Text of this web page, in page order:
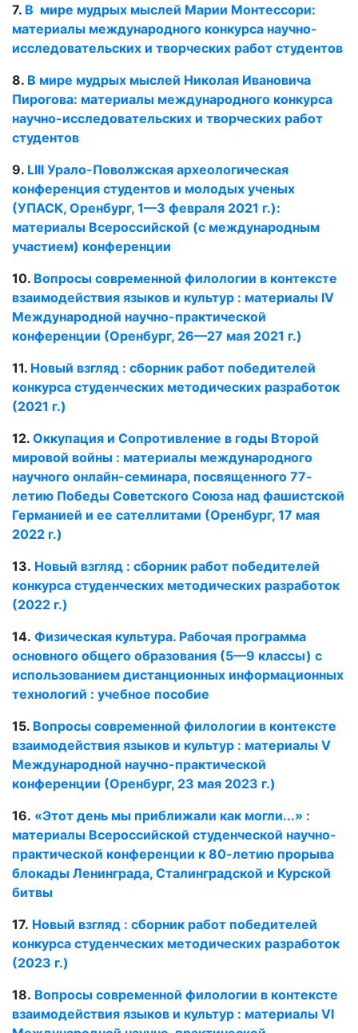
7. В мире мудрых мыслей Марии Монтессори:
материалы международного конкурса научно-
исследовательских и творческих работ студентов
8. В мире мудрых мыслей Николая Ивановича
Пирогова: материалы международного конкурса
научно-исследовательских и творческих работ
студентов
9. LIII Урало-Поволжская археологическая
конференция студентов и молодых ученых
(УПАСК, Оренбург, 1—3 февраля 2021 г.):
материалы Всероссийской (с международным
участием) конференции
10. Вопросы современной филологии в контексте
взаимодействия языков и культур : материалы IV
Международной научно-практической
конференции (Оренбург, 26—27 мая 2021 г.)
11. Новый взгляд : сборник работ победителей
конкурса студенческих методических разработок
(2021 г.)
12. Оккупация и Сопротивление в годы Второй
мировой войны : материалы международного
научного онлайн-семинара, посвященного 77-
летию Победы Советского Союза над фашистской
Германией и ее сателлитами (Оренбург, 17 мая
2022 г.)
13. Новый взгляд : сборник работ победителей
конкурса студенческих методических разработок
(2022 г.)
14. Физическая культура. Рабочая программа
основного общего образования (5—9 классы) с
использованием дистанционных информационных
технологий : учебное пособие
15. Вопросы современной филологии в контексте
взаимодействия языков и культур : материалы V
Международной научно-практической
конференции (Оренбург, 23 мая 2023 г.)
16. «Этот день мы приближали как могли...» :
материалы Всероссийской студенческой научно-
практической конференции к 80-летию прорыва
блокады Ленинграда, Сталинградской и Курской
битвы
17. Новый взгляд : сборник работ победителей
конкурса студенческих методических разработок
(2023 г.)
18. Вопросы современной филологии в контексте
взаимодействия языков и культур : материалы VI